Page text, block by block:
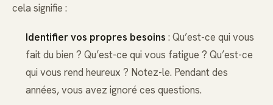
cela signifie :
Identifier vos propres besoins : Qu’est-ce qui vous
fait du bien ? Qu’est-ce qui vous fatigue ? Qu’est-ce
qui vous rend heureux ? Notez-le. Pendant des
années, vous avez ignoré ces questions.